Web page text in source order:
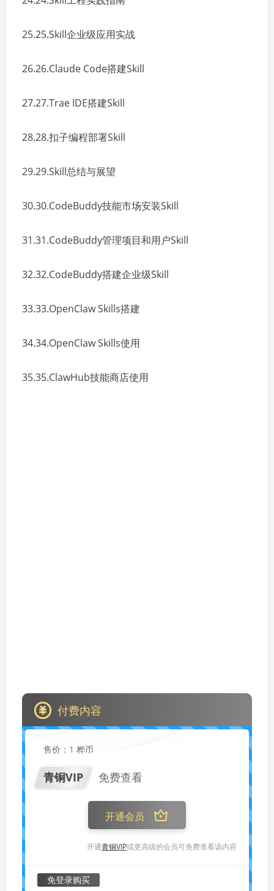
25.25.Skill企业级应用实战
26.26.Claude Code搭建Skill
27.27.Trae IDE搭建Skill
28.28.扣子编程部署Skill
29.29.Skill总结与展望
30.30.CodeBuddy技能市场安装Skill
31.31.CodeBuddy管理项目和用户Skill
32.32.CodeBuddy搭建企业级Skill
33.33.OpenClaw Skills搭建
34.34.OpenClaw Skills使用
35.35.ClawHub技能商店使用
付费内容
售价： 1 桦币
青铜VIP 免费查看
开通会员
开通青铜VIP或更高级的会员可免费查看该内容
免登录购买